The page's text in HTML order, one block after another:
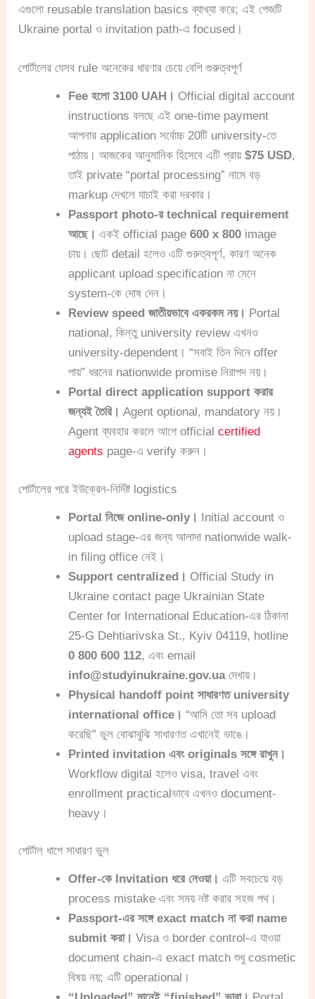
এগুলো reusable translation basics ব্যাখ্যা করে; এই পেজটি
Ukraine portal ও invitation path-এ focused।
পোর্টালের যেসব rule অনেকের ধারণার চেয়ে বেশি গুরুত্বপূর্ণ
Fee হলো 3100 UAH। Official digital account
instructions বলছে এই one-time payment
আপনার application সর্বোচ্চ 20টি university-তে
পাঠায়। আজকের আনুমানিক হিসেবে এটি প্রায়$75 USD,
তাই private “portal processing” নামে বড়
markup দেখলে যাচাই করা দরকার।
Passport photo-র technical requirement
আছে। একই official page600 x 800 image
চায়। ছোট detail হলেও এটি গুরুত্বপূর্ণ, কারণ অনেক
applicant upload specification না মেনে
system-কে দোষ দেন।
Review speed জাতীয়ভাবে একরকম নয়। Portal
national, কিন্তু university review এখনও
university-dependent। “সবাই তিন দিনে offer
পায়” ধরনের nationwide promise নিরাপদ নয়।
Portal direct application support করার
জন্যই তৈরি। Agent optional, mandatory নয়।
Agent ব্যবহার করলে আগে officialcertified
agents page-এ verify করুন।
পোর্টালের পরে ইউক্রেন-নির্দিষ্ট logistics
Portal নিজে online-only। Initial account ও
upload stage-এর জন্য আলাদা nationwide walk-
in filing office নেই।
Support centralized। Official Study in
Ukraine contact page Ukrainian State
Center for International Education-এর ঠিকানা
25-G Dehtiarivska St., Kyiv 04119, hotline
0 800 600 112, এবং email
info@studyinukraine.gov.uaদেখায়।
Physical handoff point সাধারণত university
international office। “আমি তো সব upload
করেছি” ভুল বোঝাবুঝি সাধারণত এখানেই ভাঙে।
Printed invitation এবং originals সঙ্গে রাখুন।
Workflow digital হলেও visa, travel এবং
enrollment practicalভাবে এখনও document-
heavy।
পোর্টাল ধাপে সাধারণ ভুল
Offer-কে Invitation ধরে নেওয়া। এটি সবচেয়ে বড়
process mistake এবং সময় নষ্ট করার সহজ পথ।
Passport-এর সঙ্গে exact match না করা name
submit করা। Visa ও border control-এ যাওয়া
document chain-এ exact match শুধু cosmetic
বিষয় নয়; এটি operational।